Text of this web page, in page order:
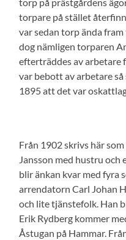
torpare på stället
var sedan torp ända
dog nämligen torparen
efterträddes av arbetare
var bebott av arbetare
1895 att det var
Från 1902 skrivs här
Jansson med hustru och
blir änkan kvar med fyra
arrendatorn Carl Johan
och lite tjänstefolk. Han
Erik Rydberg kommer
Åstugan på Hammar.